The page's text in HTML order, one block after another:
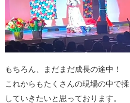
もちろん、まだまだ成長の途中！
これからもたくさんの現場の中で
していきたいと思っております。